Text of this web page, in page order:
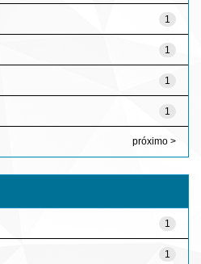
1
1
1
1
próximo >
1
1